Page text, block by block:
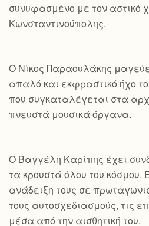
συνυφασμένο με τον αστικό
Κωνσταντινούπολης.
Ο Νίκος Παραουλάκης
απαλό και εκφραστικό ήχο
που συγκαταλέγεται στα
πνευστά μουσικά όργανα.
Ο Βαγγέλη Καρίπης έχει
τα κρουστά όλου του κόσμου.
ανάδειξη τους σε
τους αυτοσχεδιασμούς, τις
μέσα από την αισθητική του.